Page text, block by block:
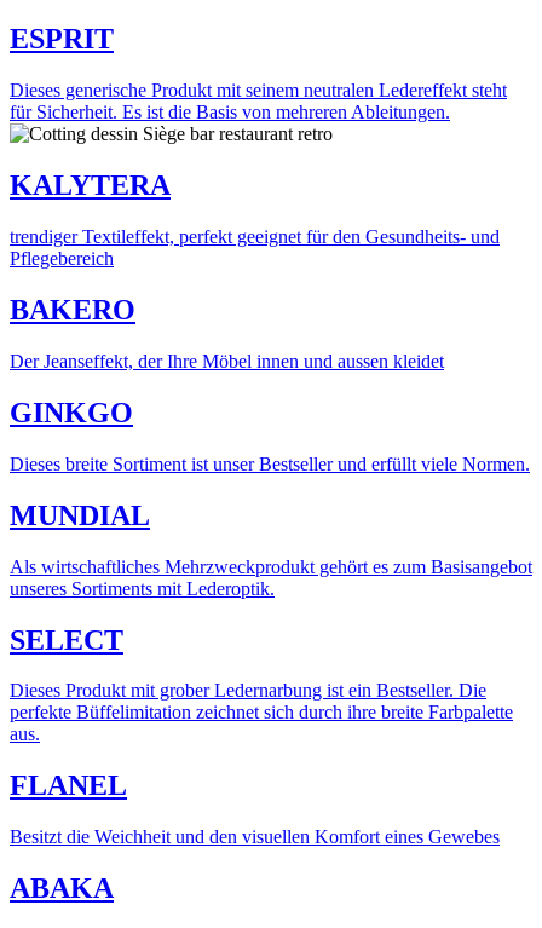
ESPRIT
Dieses generische Produkt mit seinem neutralen Ledereffekt steht
für Sicherheit. Es ist die Basis von mehreren Ableitungen.
KALYTERA
trendiger Textileffekt, perfekt geeignet für den Gesundheits- und
Pflegebereich
BAKERO
Der Jeanseffekt, der Ihre Möbel innen und aussen kleidet
GINKGO
Dieses breite Sortiment ist unser Bestseller und erfüllt viele Normen.
MUNDIAL
Als wirtschaftliches Mehrzweckprodukt gehört es zum Basisangebot
unseres Sortiments mit Lederoptik.
SELECT
Dieses Produkt mit grober Ledernarbung ist ein Bestseller. Die
perfekte Büffelimitation zeichnet sich durch ihre breite Farbpalette
aus.
FLANEL
Besitzt die Weichheit und den visuellen Komfort eines Gewebes
ABAKA